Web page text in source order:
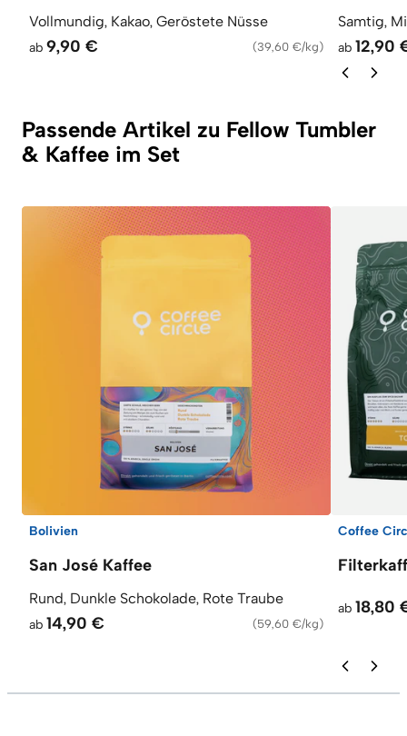
Vollmundig, Kakao, Geröstete Nüsse
ab 9,90 € (39,60 €/kg)
Samtig,
ab 12,90
Passende Artikel zu Fellow Tumbler
& Kaffee im Set
Bolivien
San José Kaffee
Rund, Dunkle Schokolade, Rote Traube
ab 14,90 € (59,60 €/kg)
Coffee
ab 18,80